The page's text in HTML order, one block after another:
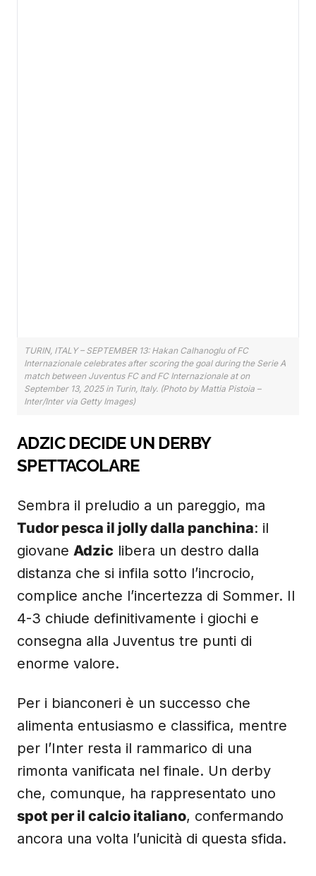
TURIN, ITALY – SEPTEMBER 13: Hakan Calhanoglu of FC
Internazionale celebrates after scoring the goal during the Serie A
match between Juventus FC and FC Internazionale at on
September 13, 2025 in Turin, Italy. (Photo by Mattia Pistoia –
Inter/Inter via Getty Images)
ADZIC DECIDE UN DERBY
SPETTACOLARE
Sembra il preludio a un pareggio, ma
Tudor pesca il jolly dalla panchina: il
giovane Adzic libera un destro dalla
distanza che si infila sotto l’incrocio,
complice anche l’incertezza di Sommer. Il
4-3 chiude definitivamente i giochi e
consegna alla Juventus tre punti di
enorme valore.
Per i bianconeri è un successo che
alimenta entusiasmo e classifica, mentre
per l’Inter resta il rammarico di una
rimonta vanificata nel finale. Un derby
che, comunque, ha rappresentato uno
spot per il calcio italiano, confermando
ancora una volta l’unicità di questa sfida.